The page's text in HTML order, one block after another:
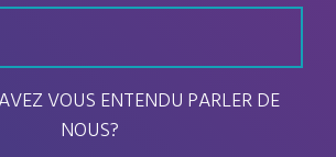
VOUS ENTENDU PARLER DE
NOUS?